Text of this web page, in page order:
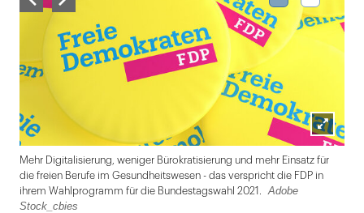
Lightbox
öffnen
Mehr Digitalisierung, weniger Bürokratisierung und mehr Einsatz für
die freien Berufe im Gesundheitswesen - das verspricht die FDP in
ihrem Wahlprogramm für die Bundestagswahl 2021.
Adobe
Stock_cbies